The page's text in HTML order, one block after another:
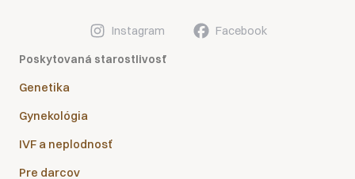
Instagram Facebook
Poskytovaná starostlivosť
Genetika
Gynekológia
IVF a neplodnosť
Pre darcov